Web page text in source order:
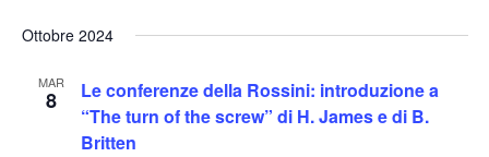
Ottobre 2024
MAR
8
Le conferenze della Rossini: introduzione a
“The turn of the screw” di H. James e di B.
Britten